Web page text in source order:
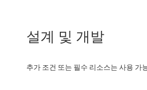
설계 및 개발
추가 조건 또는 필수 리소스는 사용 가